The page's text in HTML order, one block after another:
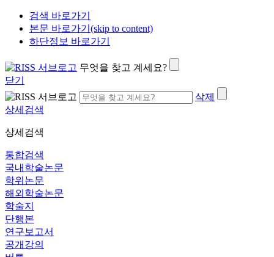
검색 바로가기
본문 바로가기(skip to content)
하단정보 바로가기
무엇을 찾고 계세요?
닫기
삭제
상세검색
상세검색
통합검색
국내학술논문
학위논문
해외학술논문
학술지
단행본
연구보고서
공개강의